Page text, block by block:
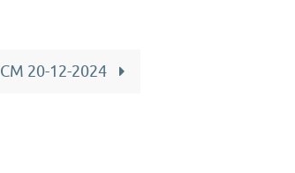
CM 20-12-2024